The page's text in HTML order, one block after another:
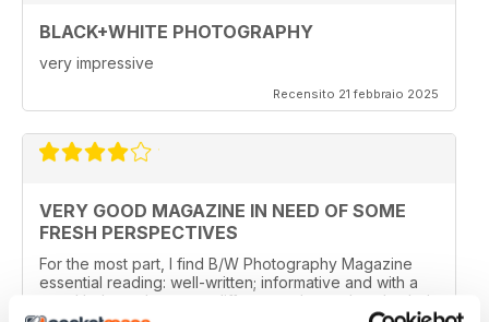
BLACK+WHITE PHOTOGRAPHY
very impressive
Recensito 21 febbraio 2025
VERY GOOD MAGAZINE IN NEED OF SOME
FRESH PERSPECTIVES
For the most part, I find B/W Photography Magazine
essential reading: well-written; informative and with a
good balance between different styles and methods. I